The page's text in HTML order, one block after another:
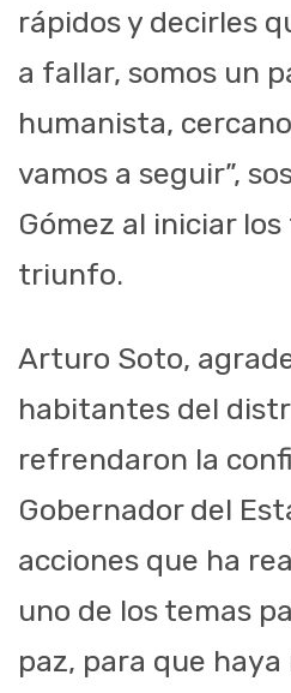
rápidos y decirles
a fallar, somos un
humanista,
vamos a seguir”,
Gómez al iniciar
triunfo.
Arturo Soto,
habitantes del
refrendaron la
Gobernador del
acciones que ha
uno de los temas
paz, para que